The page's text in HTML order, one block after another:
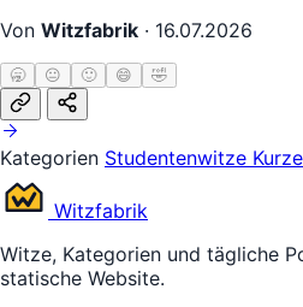
Von Witzfabrik · 16.07.2026
🥱 😐 🙂 😄 🤣
Kategorien Studentenwitze
Witzfabrik
Witze, Kategorien und tägliche
statische Website.